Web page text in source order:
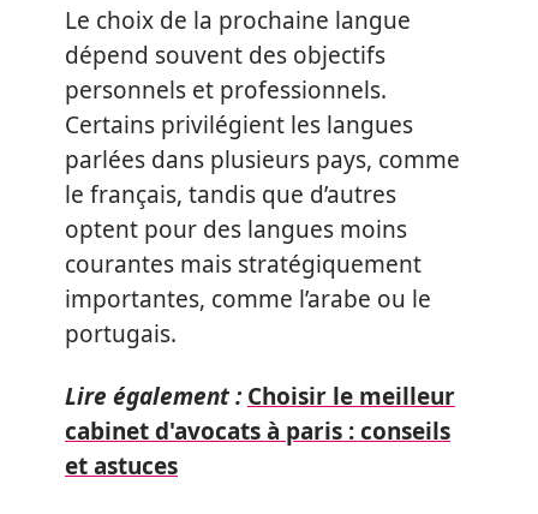
Le choix de la prochaine langue
dépend souvent des objectifs
personnels et professionnels.
Certains privilégient les langues
parlées dans plusieurs pays, comme
le français, tandis que d’autres
optent pour des langues moins
courantes mais stratégiquement
importantes, comme l’arabe ou le
portugais.
Lire également : Choisir le meilleur
cabinet d'avocats à paris : conseils
et astuces